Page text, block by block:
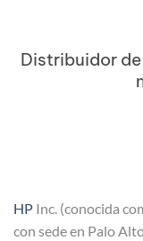
Distribuidor
HP Inc. (conocida
con sede en Palo